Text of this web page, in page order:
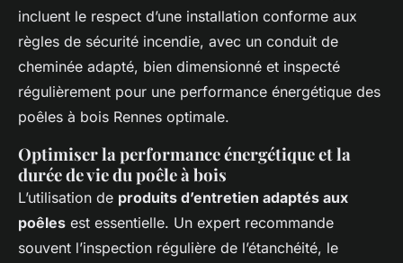
incluent le respect d’une installation conforme aux
règles de sécurité incendie, avec un conduit de
cheminée adapté, bien dimensionné et inspecté
régulièrement pour une performance énergétique des
poêles à bois Rennes optimale.
Optimiser la performance énergétique et la
durée de vie du poêle à bois
L’utilisation de produits d’entretien adaptés aux
poêles est essentielle. Un expert recommande
souvent l’inspection régulière de l’étanchéité, le